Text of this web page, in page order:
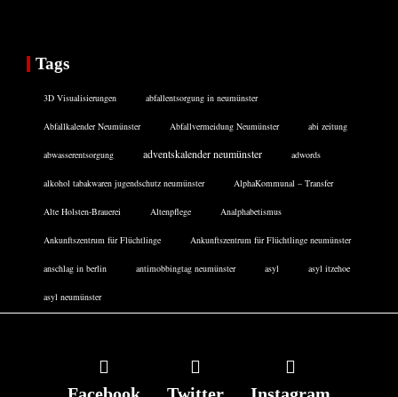
Tags
3D Visualisierungen abfallentsorgung in neumünster
Abfallkalender Neumünster Abfallvermeidung Neumünster abi zeitung
abwasserentsorgung adventskalender neumünster adwords
alkohol tabakwaren jugendschutz neumünster AlphaKommunal – Transfer
Alte Holsten-Brauerei Altenpflege Analphabetismus
Ankunftszentrum für Flüchtlinge Ankunftszentrum für Flüchtlinge neumünster
anschlag in berlin antimobbingtag neumünster asyl asyl itzehoe
asyl neumünster